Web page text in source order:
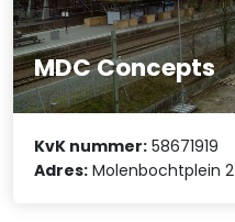
MDC Concepts
KvK nummer: 58671919
Adres: Molenbochtplein 2